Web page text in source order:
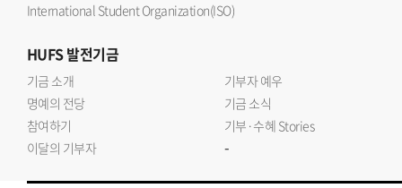
International Student Organization(ISO)
HUFS발전기금
기금 소개
기부자 예우
명예의 전당
기금 소식
참여하기
기부·수혜 Stories
이달의 기부자
-